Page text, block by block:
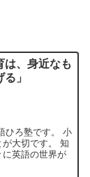
は、身近なも
」
ひろ塾です。 小
大切です。 知
に英語の世界が